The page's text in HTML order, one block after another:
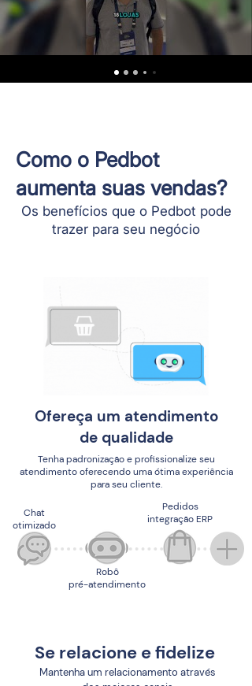
Como o Pedbot
aumenta suas vendas?
Os benefícios que o Pedbot pode
trazer para seu negócio
Ofereça um atendimento
de qualidade
Tenha padronização e profissionalize seu
atendimento oferecendo uma ótima experiência
para seu cliente.
Robô
pré-atendimento
Chat
otimizado
Pedidos
integração ERP
Se relacione e fidelize
Mantenha um relacionamento através